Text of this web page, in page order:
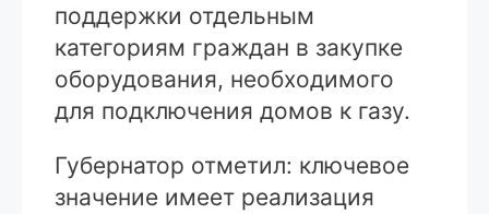
поддержки отдельным
категориям граждан в закупке
оборудования, необходимого
для подключения домов к газу.
Губернатор отметил: ключевое
значение имеет реализация